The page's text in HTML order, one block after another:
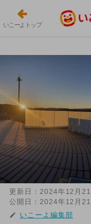
いこーよトップ
更新日： 2024年12月21
公開日： 2024年12月21
いこーよ編集部